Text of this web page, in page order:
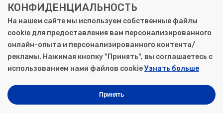
Саратов, ул. Осипова, 10А
+7 (8452) 72-65-65
gemera@moya-kniga.ru
Моя книга | Сеть книжных магазинов в Саратове
КОНФИДЕНЦИАЛЬНОСТЬ
На нашем сайте мы используем собственные файлы
cookie для предоставления вам персонализированного
онлайн-опыта и персонализированного контента/
рекламы. Нажимая кнопку "Принять", вы соглашаетесь с
использованием нами файлов cookieУзнать больше
Принять